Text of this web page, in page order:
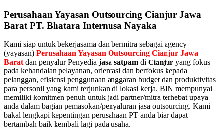
Perusahaan Yayasan Outsourcing Cianjur Jawa
Barat PT. Bhatara Internusa Nayaka
Kami siap untuk bekerjasama dan bermitra sebagai agency
(yayasan) Perusahaan Yayasan Outsourcing Cianjur Jawa
Barat dan penyalur Penyedia jasa satpam di Cianjur yang fokus
pada kehandalan pelayanan, orientasi dan berfokus kepada
pelanggan, efisiensi penggunaan anggaran budget dan produktivitas
para personil yang kami terjunkan di lokasi kerja. BIN mempunyai
memiliki komitmen penuh untuk jadi partner/mitra terhebat upaya
anda dalam bagian pemasokan/penyaluran jasa outsourcing. Kami
bakal lengkapi kepentingan perusahaan PT anda biar dapat
bertambah baik kembali lagi pada usaha.